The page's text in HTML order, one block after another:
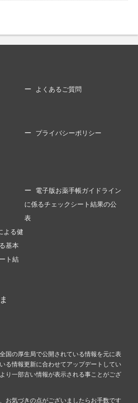
よくあるご質問
プライバシーポリシー
電子版お薬手帳ガイドライン
に係るチェックシート結果の公
表
よる健
基本
ト結
国の厚生局で公開されている情報を元に表
る情報更新に合わせてアップデートしてい
り一部古い情報が表示される事ことがござ
お気づきの点がございましたらお手数です